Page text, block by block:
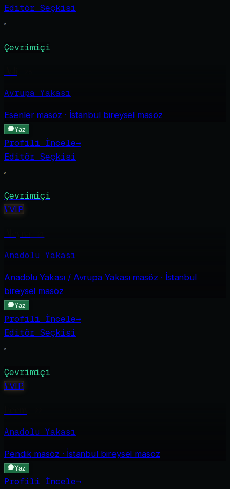
Editör Seçkisi
Çevrimiçi
Avrupa Yakası
Esenlermasöz · İstanbul bireysel masöz
Yaz
Profili İncele→
Editör Seçkisi
Çevrimiçi
VVIP
Anadolu Yakası
Anadolu Yakası / Avrupa Yakasımasöz · İstanbul
bireysel masöz
Yaz
Profili İncele→
Editör Seçkisi
Çevrimiçi
VVIP
Anadolu Yakası
Pendik masöz · İstanbul bireysel masöz
Yaz
Profili İncele→